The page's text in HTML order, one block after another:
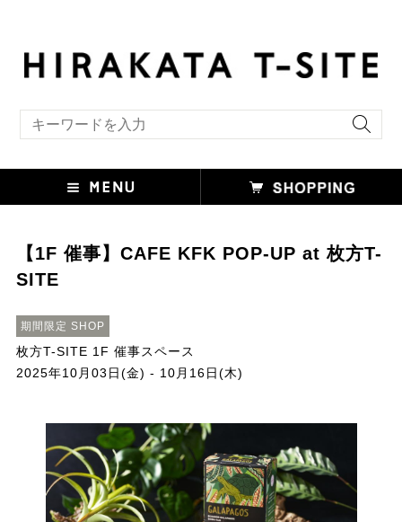
【1F 催事】CAFE KFK POP-UP at 枚方T-
SITE
期間限定 SHOP
枚方T-SITE 1F 催事スペース
2025年10月03日(金) - 10月16日(木)